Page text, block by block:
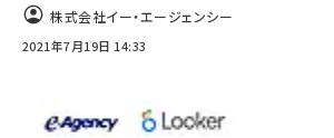
株式会社イー・エージェンシー
2021年7月19日 14:33